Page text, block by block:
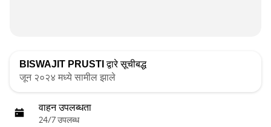
BISWAJIT PRUSTI द्वारे सूचीबद्ध
जून २०२४ मध्ये सामील झाले
वाहन उपलब्धता
24/7 उपलब्ध